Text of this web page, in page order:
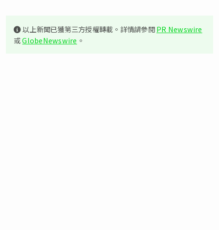
以上新聞已獲第三方授權轉載。詳情請參閱PR Newswire
或GlobeNewswire 。